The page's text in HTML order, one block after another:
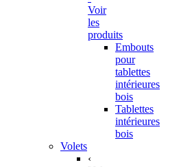
Voir
les
produits
Embouts
pour
tablettes
intérieures
bois
Tablettes
intérieures
bois
Volets
‹